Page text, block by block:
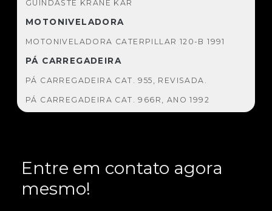
GUINDASTE KRANE KAR
MOTONIVELADORA
MOTONIVELADORA CATERPILLAR 120-B 1991
PÁ CARREGADEIRA
PÁ CARREGADEIRA CAT. 955, REVISADA.
PÁ CARREGADEIRA CAT. 966R, ANO 1992
PÁ CARREGADEIRA CATERPILLAR 941
PA CARREGADEIRA CATERPILLAR 955L
Entre em contato agora
mesmo!